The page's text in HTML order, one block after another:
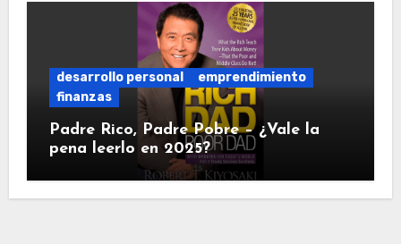
desarrollo personal
emprendimiento
finanzas
Padre Rico, Padre Pobre – ¿Vale la
pena leerlo en 2025?